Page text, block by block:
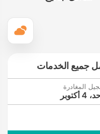
جميع الخدمات
المغادرة
أكتوبر